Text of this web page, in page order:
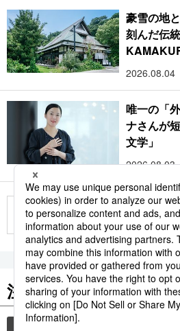
豪雪の地
刻んだ伝
2026.08.04
唯一の「
ナさんが
文学」
2026.08.03
もっと見る
注目のキーワード
共同通信ニュース